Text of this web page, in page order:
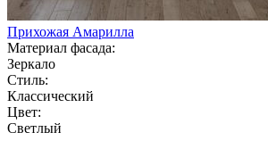
Прихожая Амарилла
Материал фасада:
Зеркало
Стиль:
Классический
Цвет:
Светлый